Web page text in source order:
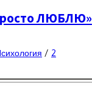
ЛЮБЛЮ»
/ 2